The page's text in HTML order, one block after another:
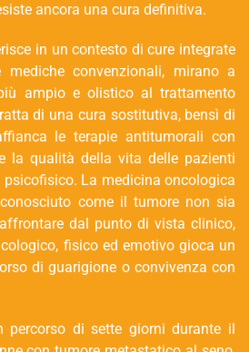
ancora una cura definitiva.
in un contesto di cure integrate
convenzionali, mirano a
ampio e olistico al trattamento
di una cura sostitutiva, bensì di
le terapie antitumorali con
la qualità della vita delle pazienti
psicofisico. La medicina oncologica
come il tumore non sia
dal punto di vista clinico,
fisico ed emotivo gioca un
di guarigione o convivenza con
percorso di sette giorni durante il